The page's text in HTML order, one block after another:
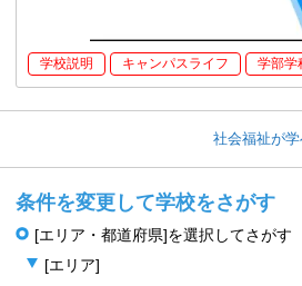
学校説明 キャンパスライフ 学部学
社会福祉が
条件を変更して学校をさがす
[エリア・都道府県]を選択してさがす
[エリア]